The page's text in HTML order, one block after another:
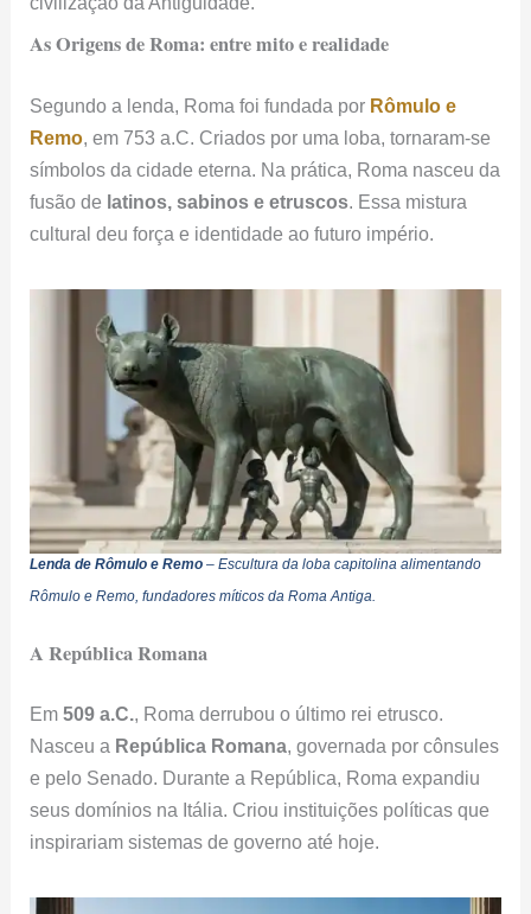
As Origens de Roma: entre mito e realidade
Segundo a lenda, Roma foi fundada por Rômulo e
Remo, em 753 a.C. Criados por uma loba, tornaram-se
símbolos da cidade eterna. Na prática, Roma nasceu da
fusão de latinos, sabinos e etruscos. Essa mistura
cultural deu força e identidade ao futuro império.
Lenda de Rômulo e Remo – Escultura da loba capitolina alimentando
Rômulo e Remo, fundadores míticos da Roma Antiga.
A República Romana
Em509 a.C., Roma derrubou o último rei etrusco.
Nasceu a República Romana, governada por cônsules
e pelo Senado. Durante a República, Roma expandiu
seus domínios na Itália. Criou instituições políticas que
inspirariam sistemas de governo até hoje.